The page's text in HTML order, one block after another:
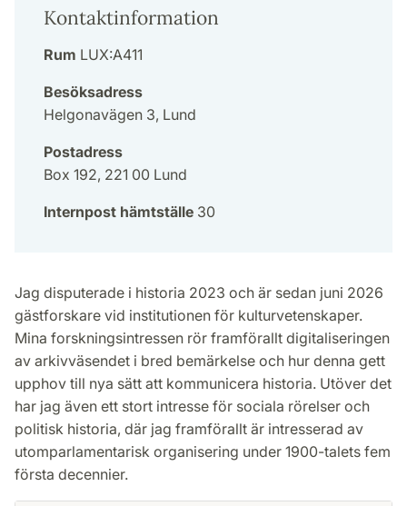
Kontaktinformation
Rum LUX:A411
Besöksadress
Helgonavägen 3, Lund
Postadress
Box 192, 221 00 Lund
Internpost hämtställe 30
Jag disputerade i historia 2023 och är sedan juni 2026
gästforskare vid institutionen för kulturvetenskaper.
Mina forskningsintressen rör framförallt digitaliseringen
av arkivväsendet i bred bemärkelse och hur denna gett
upphov till nya sätt att kommunicera historia. Utöver det
har jag även ett stort intresse för sociala rörelser och
politisk historia, där jag framförallt är intresserad av
utomparlamentarisk organisering under 1900-talets fem
första decennier.